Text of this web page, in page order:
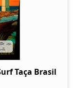
Taça Brasil